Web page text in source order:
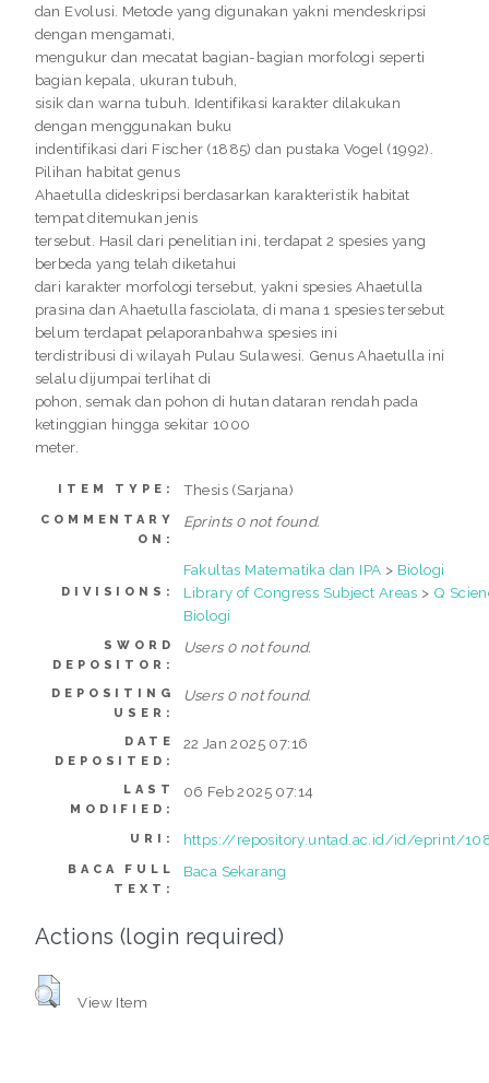
dan Evolusi. Metode yang digunakan yakni mendeskripsi
dengan mengamati,
mengukur dan mecatat bagian-bagian morfologi seperti
bagian kepala, ukuran tubuh,
sisik dan warna tubuh. Identifikasi karakter dilakukan
dengan menggunakan buku
indentifikasi dari Fischer (1885) dan pustaka Vogel (1992).
Pilihan habitat genus
Ahaetulla dideskripsi berdasarkan karakteristik habitat
tempat ditemukan jenis
tersebut. Hasil dari penelitian ini, terdapat 2 spesies yang
berbeda yang telah diketahui
dari karakter morfologi tersebut, yakni spesies Ahaetulla
prasina dan Ahaetulla fasciolata, di mana 1 spesies tersebut
belum terdapat pelaporanbahwa spesies ini
terdistribusi di wilayah Pulau Sulawesi. Genus Ahaetulla ini
selalu dijumpai terlihat di
pohon, semak dan pohon di hutan dataran rendah pada
ketinggian hingga sekitar 1000
meter.
ITEM TYPE: Thesis (Sarjana)
COMMENTARY
ON:
Eprints 0 not found.
DIVISIONS:
Fakultas Matematika dan IPA > Biologi
Library of Congress Subject Areas > Q
Biologi
SWORD
DEPOSITOR:
Users 0 not found.
DEPOSITING
USER:
Users 0 not found.
DATE
DEPOSITED:
22 Jan 2025 07:16
LAST
MODIFIED:
06 Feb 2025 07:14
URI: https://repository.untad.ac.id/id/eprint/
BACA FULL
TEXT:
Baca Sekarang
Actions (login required)
View Item